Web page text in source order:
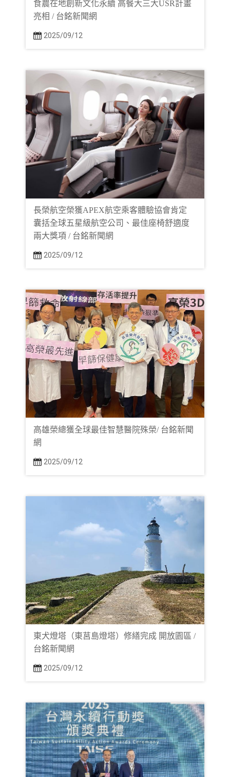
食農在地創新文化永續 高餐大三大USR計畫
亮相 / 台銘新聞網
2025/09/12
長榮航空榮獲APEX航空乘客體驗協會肯定
囊括全球五星級航空公司、最佳座椅舒適度
兩大獎項 / 台銘新聞網
2025/09/12
高雄榮總獲全球最佳智慧醫院殊榮/ 台銘新聞
網
2025/09/12
東犬燈塔（東莒島燈塔）修繕完成 開放園區 /
台銘新聞網
2025/09/12